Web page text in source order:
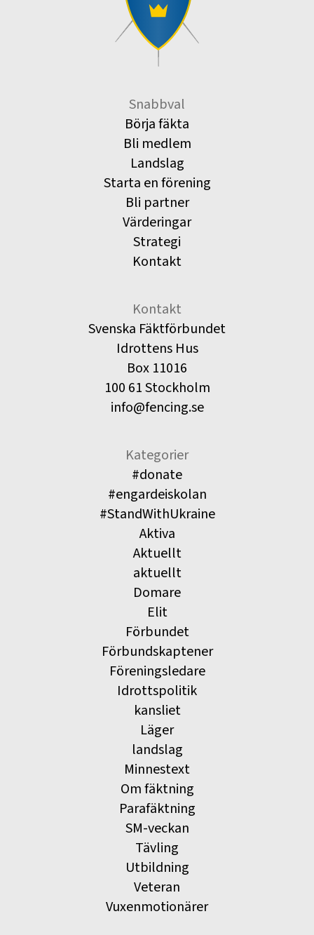
Snabbval
Börja fäkta
Bli medlem
Landslag
Starta en förening
Bli partner
Värderingar
Strategi
Kontakt
Kontakt
Svenska Fäktförbundet
Idrottens Hus
Box 11016
100 61 Stockholm
info@fencing.se
Kategorier
#donate
#engardeiskolan
#StandWithUkraine
Aktiva
Aktuellt
aktuellt
Domare
Elit
Förbundet
Förbundskaptener
Föreningsledare
Idrottspolitik
kansliet
Läger
landslag
Minnestext
Om fäktning
Parafäktning
SM-veckan
Tävling
Utbildning
Veteran
Vuxenmotionärer